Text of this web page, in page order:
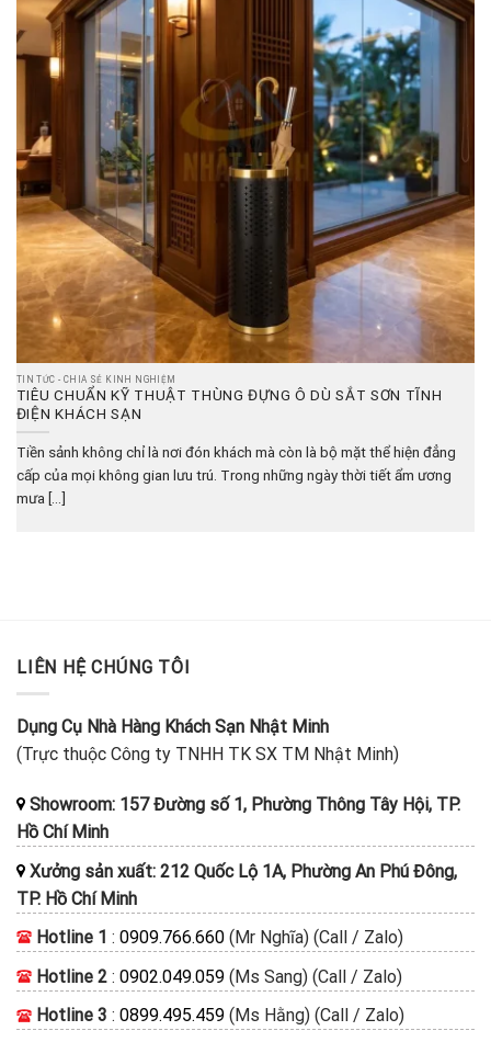
TIN TỨC - CHIA SẺ KINH NGHIỆM
TIÊU CHUẨN KỸ THUẬT THÙNG ĐỰNG Ô DÙ SẮT SƠN TĨNH
ĐIỆN KHÁCH SẠN
Tiền sảnh không chỉ là nơi đón khách mà còn là bộ mặt thể hiện đẳng
cấp của mọi không gian lưu trú. Trong những ngày thời tiết ẩm ương
mưa [...]
LIÊN HỆ CHÚNG TÔI
Dụng Cụ Nhà Hàng Khách Sạn Nhật Minh
(Trực thuộc Công ty TNHH TK SX TM Nhật Minh)
Showroom: 157 Đường số 1, Phường Thông Tây Hội, TP.
Hồ Chí Minh
Xưởng sản xuất: 212 Quốc Lộ 1A, Phường An Phú Đông,
TP. Hồ Chí Minh
Hotline 1 : 0909.766.660 (Mr Nghĩa) (Call / Zalo)
Hotline 2 : 0902.049.059 (Ms Sang) (Call / Zalo)
Hotline 3 : 0899.495.459 (Ms Hằng) (Call / Zalo)